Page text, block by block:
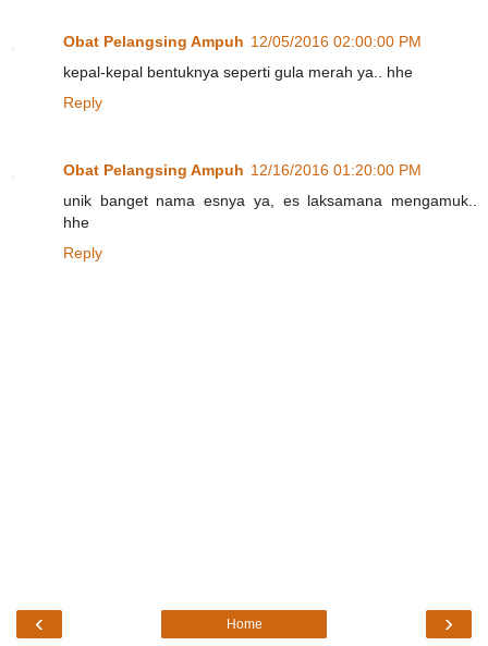
Obat Pelangsing Ampuh 12/05/2016 02:00:00 PM
kepal-kepal bentuknya seperti gula merah ya.. hhe
Reply
Obat Pelangsing Ampuh 12/16/2016 01:20:00 PM
unik banget nama esnya ya, es laksamana mengamuk..
hhe
Reply
‹ ›
Home